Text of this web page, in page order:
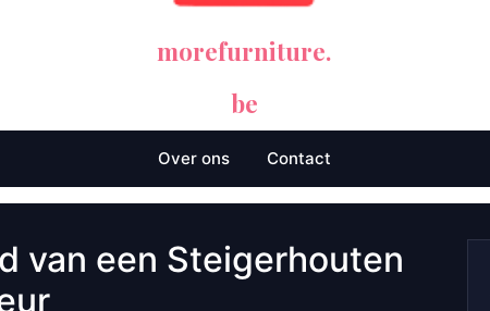
morefurniture.
be
Over ons Contact
van een Steigerhouten